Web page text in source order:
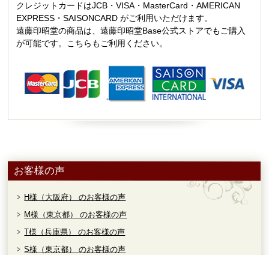
クレジットカードはJCB・VISA・MasterCard・AMERICAN
EXPRESS・SAISONCARD がご利用いただけます。
遠藤印昭堂の商品は、遠藤印昭堂Base公式ストアでもご購入
が可能です。こちらもご利用ください。
お客様の声
H様（大阪府） のお客様の声
M様（東京都） のお客様の声
T様（兵庫県） のお客様の声
S様（東京都） のお客様の声